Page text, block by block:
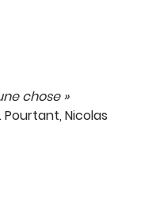
chose »
Nicolas